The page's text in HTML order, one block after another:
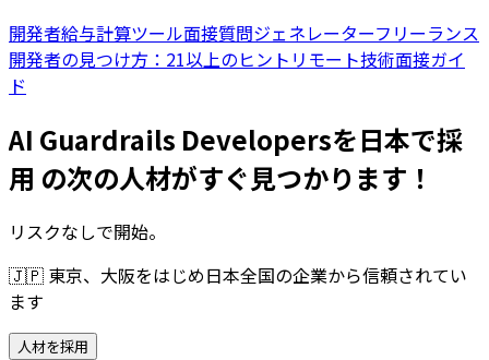
開発者給与計算ツール面接質問ジェネレーターフリーランス
開発者の見つけ方：21以上のヒント リモート技術面接ガイ
ド
AI Guardrails Developersを日本で採
用 の次の人材がすぐ見つかります！
リスクなしで開始。
🇯🇵 東京、大阪をはじめ日本全国の企業から信頼されてい
ます
人材を採用